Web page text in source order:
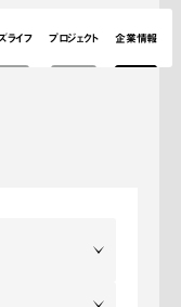
ライフ プロジェクト 企業情報